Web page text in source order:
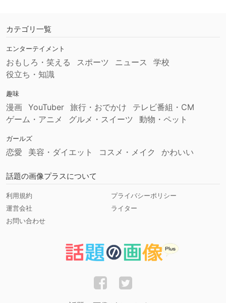
カテゴリ一覧
エンターテイメント
おもしろ・笑える スポーツ ニュース
学校
役立ち・知識
趣味
漫画 YouTuber 旅行・おでかけ
テレビ番組・CM
ゲーム・アニメ
グルメ・スイーツ 動物・ペット
ガールズ
恋愛 美容・ダイエット コスメ・メイク かわいい
話題の画像プラスについて
利用規約
プライバシーポリシー
運営会社
ライター
お問い合わせ